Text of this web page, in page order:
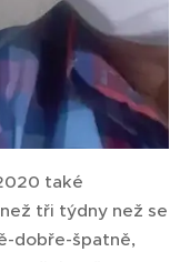
také
tři týdny než se
dobře-špatně,